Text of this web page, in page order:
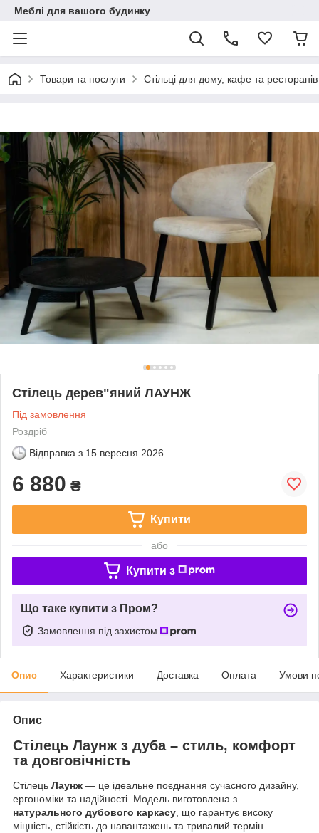
Меблі для вашого будинку
Товари та послуги Стільці для дому, кафе та ресторанів
Стілець дерев"яний ЛАУНЖ
Під замовлення
Роздріб
Відправка з 15 вересня 2026
6 880 ₴
Купити
або
Купити з
Що таке купити з Пром?
Замовлення під захистом
Опис Характеристики Доставка Оплата Умови
Опис
Стілець Лаунж з дуба – стиль, комфорт
та довговічність
Стілець Лаунж — це ідеальне поєднання сучасного дизайну,
ергономіки та надійності. Модель виготовлена з
натурального дубового каркасу, що гарантує високу
міцність, стійкість до навантажень та тривалий термін